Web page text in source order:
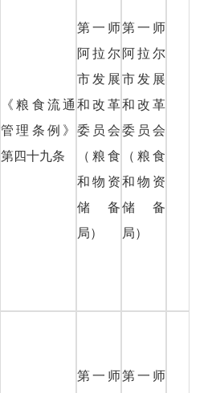
《粮食流通
管理条例》
第四十九条
第一师
阿拉尔
市发展
和改革
委员会
（粮食
和物资
储备
局）
第一师
阿拉尔
市发展
和改革
委员会
（粮食
和物资
储备
局）
第一师第一师